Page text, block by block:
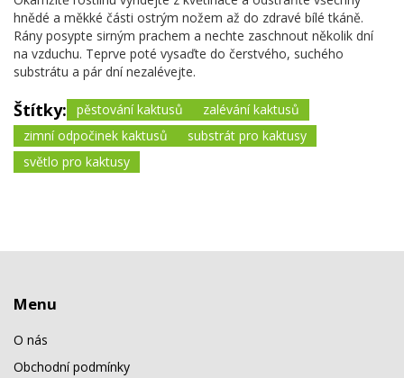
hnědé a měkké části ostrým nožem až do zdravé bílé tkáně.
Rány posypte sirným prachem a nechte zaschnout několik dní
na vzduchu. Teprve poté vysaďte do čerstvého, suchého
substrátu a pár dní nezalévejte.
Štítky: pěstování kaktusů
zalévání kaktusů
zimní odpočinek kaktusů
substrát pro kaktusy
světlo pro kaktusy
Menu
O nás
Obchodní podmínky